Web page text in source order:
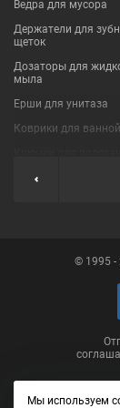
Ведра для мусора
Держатели для
щеток
Дозаторы для
мыла
Ерши для унитаза
Коврики для ванной
Мыльницы
Сушилки для белья
© 1995 -
Мы используем